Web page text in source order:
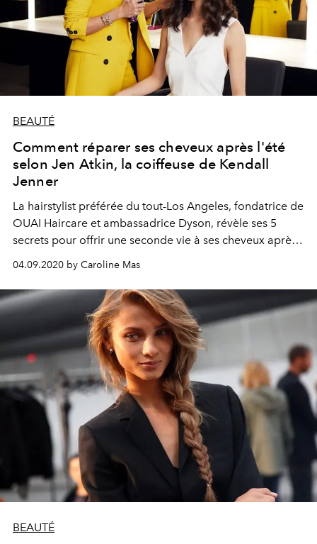
BEAUTÉ
Comment réparer ses cheveux après l'été
selon Jen Atkin, la coiffeuse de Kendall
Jenner
La hairstylist préférée du tout-Los Angeles, fondatrice de
OUAI Haircare et ambassadrice Dyson, révèle ses 5
secrets pour offrir une seconde vie à ses cheveux après
04.09.2020 by Caroline Mas
BEAUTÉ